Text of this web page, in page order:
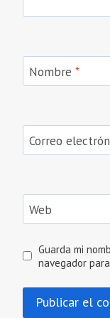
Nombre *
Correo
Web
Guarda mi
navegador